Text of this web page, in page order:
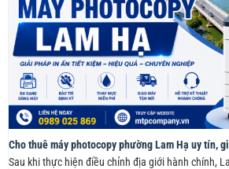
Cho thuê máy photocopy phường Lam Hạ uy tín,
Sau khi thực hiện điều chỉnh địa giới hành chính,